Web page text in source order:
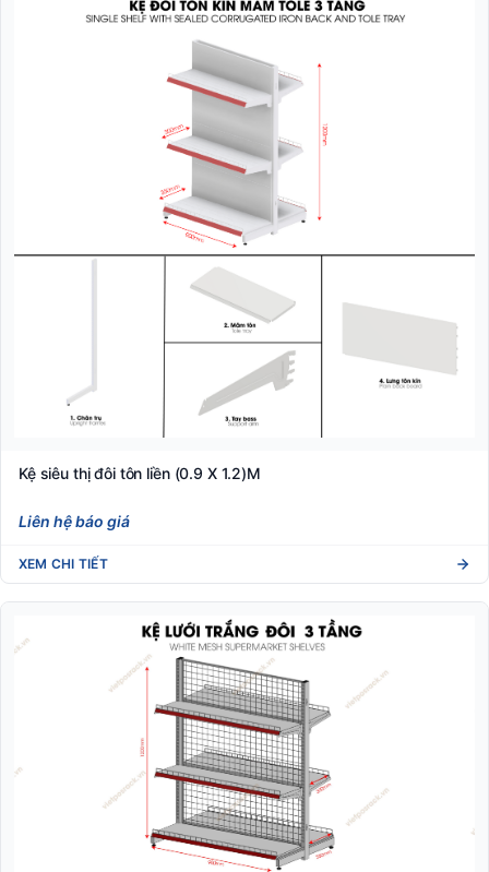
Kệ siêu thị đôi tôn liền (0.9 X 1.2)M
Liên hệ báo giá
XEM CHI TIẾT